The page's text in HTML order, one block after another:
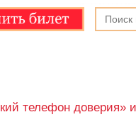
телефон доверия»